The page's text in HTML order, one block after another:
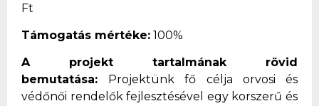
Ft
Támogatás mértéke: 100%
A projekt tartalmának rövid
bemutatása:
Projektünk fő célja orvosi és
védőnői rendelők fejlesztésével egy korszerű és